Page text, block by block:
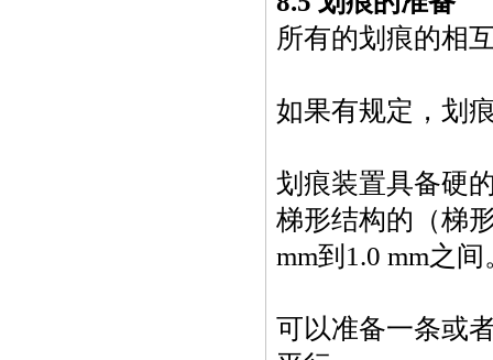
所有的划痕的相
如果有规定，划
划痕装置具备硬
梯形结构的（梯
mm到1.0 mm之间
可以准备一条或